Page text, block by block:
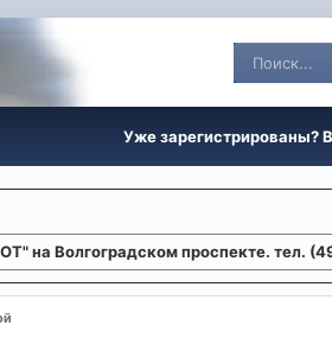
Уже зарегистрированы?
на Волгоградском проспекте. тел.